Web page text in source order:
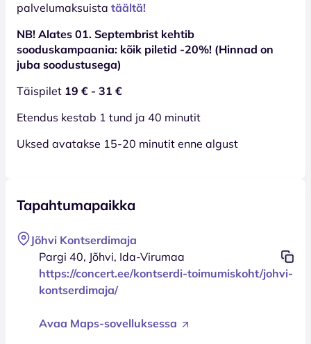
palvelumaksuista täältä!
NB! Alates 01. Septembrist kehtib
sooduskampaania: kõik piletid -20%! (Hinnad on
juba soodustusega)
Täispilet 19 € - 31 €
Etendus kestab 1 tund ja 40 minutit
Uksed avatakse 15-20 minutit enne algust
Tapahtumapaikka
Jõhvi Kontserdimaja
Pargi 40, Jõhvi, Ida-Virumaa
https://concert.ee/kontserdi-toimumiskoht/johvi-
kontserdimaja/
Avaa Maps-sovelluksessa